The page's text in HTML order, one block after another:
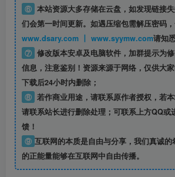
⑥ 本站资源大多存储在云盘，如发现链接
们会第一时间更新。如遇压缩包需解压密码，
www.dsary.com 丨 www.syymw.com请知
⑦ 修改版本安卓及电脑软件，加群提示为修
信息 ，注意鉴别！资源来源于网络，仅供大
下载后24小时内删除；
⑧ 若作商业用途，请联系原作者授权，若
请联系站长进行删除处理；可联系上方QQ或
馈！
⑨ 互联网的本质是自由与分享，我们真诚
的正能量能够在互联网中自由传播。